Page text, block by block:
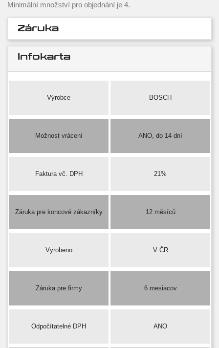
Minimální množství pro objednání je 4.
Záruka
Infokarta
Výrobce BOSCH
Možnost vrácení ANO, do 14 dní
Faktura vč. DPH 21%
Záruka pre koncové zákazníky 12 měsíců
Vyrobeno V ČR
Záruka pre firmy 6 mesiacov
Odpočítatelné DPH ANO